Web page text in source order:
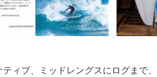
ィブ、ミッドレングスにログまで